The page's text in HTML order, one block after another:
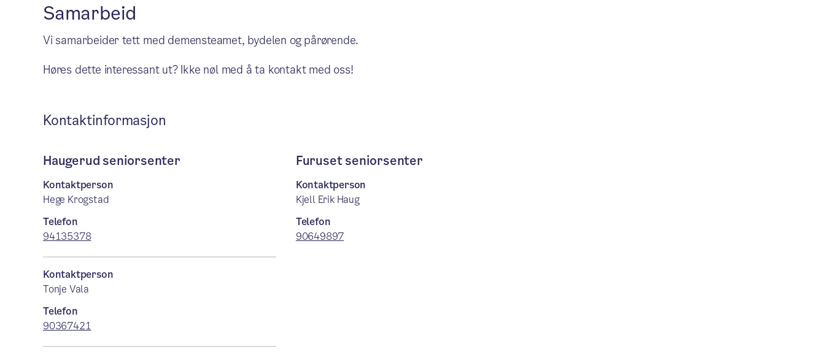
Samarbeid
Vi samarbeider tett med demensteamet, bydelen og pårørende.
Høres dette interessant ut? Ikke nøl med å ta kontakt med oss!
Kontaktinformasjon
Haugerud seniorsenter
Kontaktperson
Hege Krogstad
Telefon
94135378
Kontaktperson
Tonje Vala
Telefon
90367421
Furuset seniorsenter
Kontaktperson
Kjell Erik Haug
Telefon
90649897